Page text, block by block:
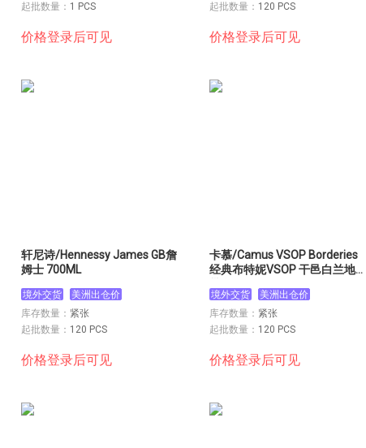
起批数量： 1 PCS
价格登录后可见
起批数量： 120 PCS
价格登录后可见
轩尼诗/Hennessy James GB詹
姆士 700ML
境外交货
美洲出仓价
库存数量： 紧张
起批数量： 120 PCS
价格登录后可见
卡慕/Camus VSOP Borderies
经典布特妮VSOP 干邑白兰地
境外交货
美洲出仓价
库存数量： 紧张
起批数量： 120 PCS
价格登录后可见